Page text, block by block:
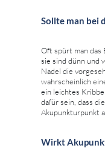
Sollte man bei
Oft spürt man das
sie sind dünn und
Nadel die
wahrscheinlich
ein leichtes
dafür sein, dass
Akupunkturpunkt
Wirkt